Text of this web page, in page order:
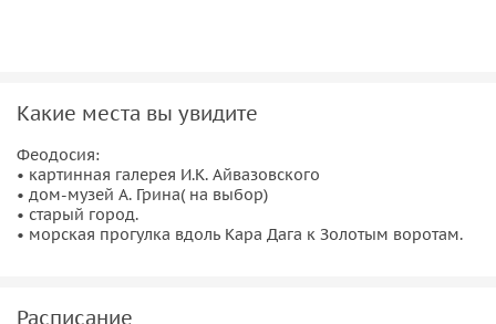
Какие места вы увидите
Феодосия:
• картинная галерея И.К. Айвазовского
• дом-музей А. Грина( на выбор)
• старый город.
• морская прогулка вдоль Кара Дага к Золотым воротам.
Расписание